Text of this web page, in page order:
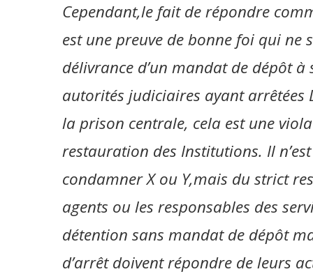
Cependant,le fait de répondre
est une preuve de bonne foi qui
délivrance d’un mandat de dépôt à
autorités judiciaires ayant arrêtées
la prison centrale, cela est une
restauration des Institutions. Il
condamner X ou Y,mais du strict
agents ou les responsables des
détention sans mandat de dépôt
d’arrêt doivent répondre de leurs